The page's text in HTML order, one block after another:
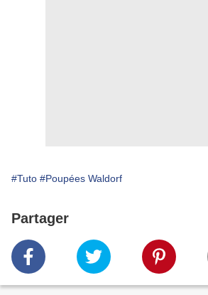
#Tuto #Poupées Waldorf
Partager